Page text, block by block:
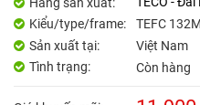
Kiểu/type/frame:
TEFC
Sản xuất tại:
Việt Nam
Tình trạng:
Còn hàng